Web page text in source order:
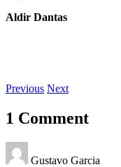
Aldir Dantas
Previous Next
1 Comment
Gustavo Garcia